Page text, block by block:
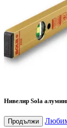
Нивелир Sola
Продължи